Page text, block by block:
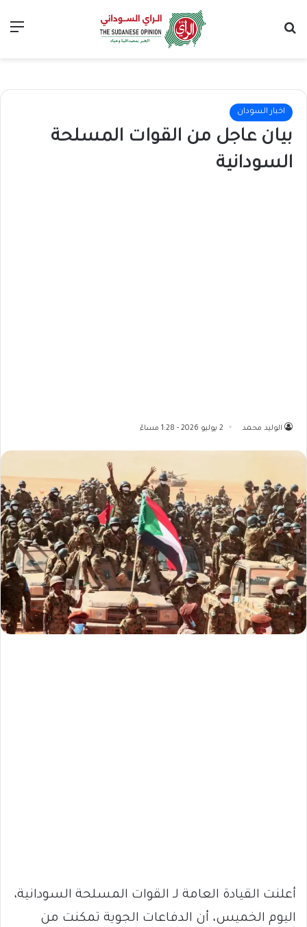
اخبار السودان
بيان عاجل من القوات المسلحة
السودانية
الوليد محمد 2 يوليو 2026 - 1:28 مساءً
أعلنت القيادة العامة لـ القوات المسلحة السودانية،
اليوم الخميس، أن الدفاعات الجوية تمكنت من